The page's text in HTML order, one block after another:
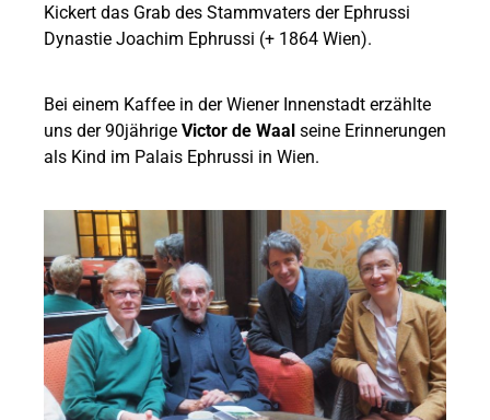
Kickert das Grab des Stammvaters der Ephrussi
Dynastie Joachim Ephrussi (+ 1864 Wien).
Bei einem Kaffee in der Wiener Innenstadt erzählte
uns der 90jährige Victor de Waal seine Erinnerungen
als Kind im Palais Ephrussi in Wien.